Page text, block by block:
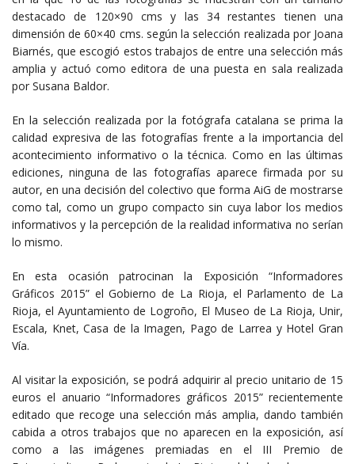
destacado de 120×90 cms y las 34 restantes tienen una
dimensión de 60×40 cms. según la selección realizada por Joana
Biarnés, que escogió estos trabajos de entre una selección más
amplia y actuó como editora de una puesta en sala realizada
por Susana Baldor.
En la selección realizada por la fotógrafa catalana se prima la
calidad expresiva de las fotografías frente a la importancia del
acontecimiento informativo o la técnica. Como en las últimas
ediciones, ninguna de las fotografías aparece firmada por su
autor, en una decisión del colectivo que forma AiG de mostrarse
como tal, como un grupo compacto sin cuya labor los medios
informativos y la percepción de la realidad informativa no serían
lo mismo.
En esta ocasión patrocinan la Exposición “Informadores
Gráficos 2015” el Gobierno de La Rioja, el Parlamento de La
Rioja, el Ayuntamiento de Logroño, El Museo de La Rioja, Unir,
Escala, Knet, Casa de la Imagen, Pago de Larrea y Hotel Gran
Vía.
Al visitar la exposición, se podrá adquirir al precio unitario de 15
euros el anuario “Informadores gráficos 2015” recientemente
editado que recoge una selección más amplia, dando también
cabida a otros trabajos que no aparecen en la exposición, así
como a las imágenes premiadas en el III Premio de